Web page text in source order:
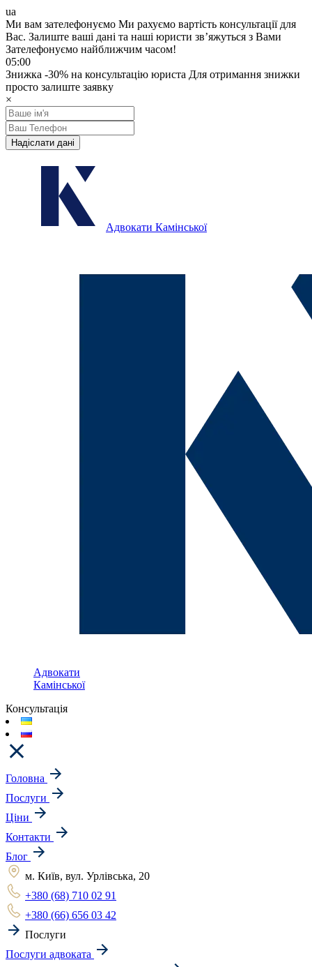
ua
Ми вам зателефонуємо Ми рахуємо вартість консультації для
Вас. Залиште ваші дані та наші юристи звʼяжуться з Вами
Зателефонуємо найближчим часом!
05:00
Знижка -30% на консультацію юриста Для отримання знижки
просто залиште заявку
×
Надіслати дані
Адвокати Камінської
Адвокати
Камінської
Консультація
Головна
Послуги
Ціни
Контакти
Блог
м. Київ, вул. Урлівська, 20
+380 (68) 710 02 91
+380 (66) 656 03 42
Послуги
Послуги адвоката